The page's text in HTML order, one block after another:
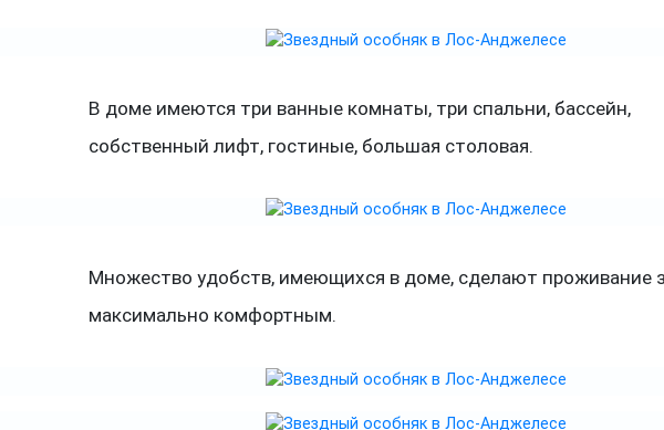
В доме имеются три ванные комнаты, три спальни, бассейн,
собственный лифт, гостиные, большая столовая.
Множество удобств, имеющихся в доме, сделают проживание
максимально комфортным.